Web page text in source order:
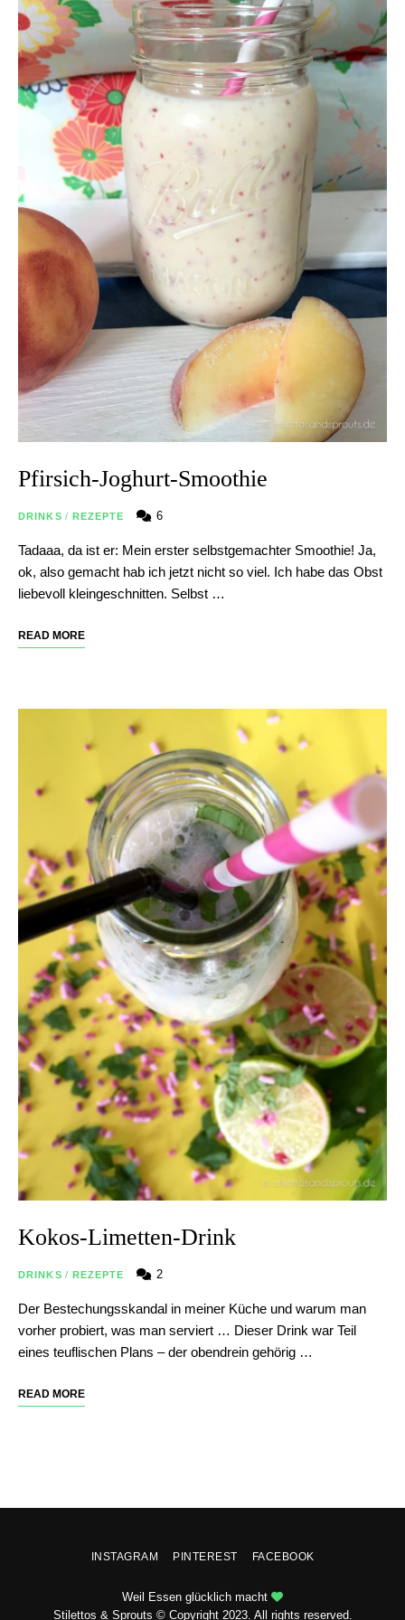
Pfirsich-Joghurt-Smoothie
DRINKS / REZEPTE 6
Tadaaa, da ist er: Mein erster selbstgemachter Smoothie! Ja,
ok, also gemacht hab ich jetzt nicht so viel. Ich habe das Obst
liebevoll kleingeschnitten. Selbst …
READ MORE
Kokos-Limetten-Drink
DRINKS / REZEPTE 2
Der Bestechungsskandal in meiner Küche und warum man
vorher probiert, was man serviert … Dieser Drink war Teil
eines teuflischen Plans – der obendrein gehörig …
READ MORE
INSTAGRAM PINTEREST FACEBOOK
Weil Essen glücklich macht
Stilettos & Sprouts © Copyright 2023. All rights reserved.